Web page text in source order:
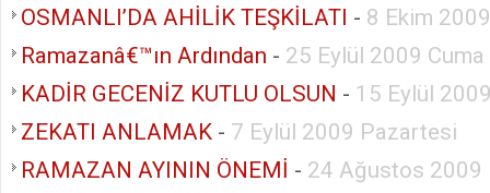
OSMANLI’DA AHİLİK TEŞKİLATI - 8 Ekim
Ramazanâ€™ın Ardından - 25 Eylül 2009 Cuma
KADİR GECENİZ KUTLU OLSUN - 15 Eylül
ZEKATI ANLAMAK - 7 Eylül 2009 Pazartesi
RAMAZAN AYININ ÖNEMİ - 24 Ağustos 2009